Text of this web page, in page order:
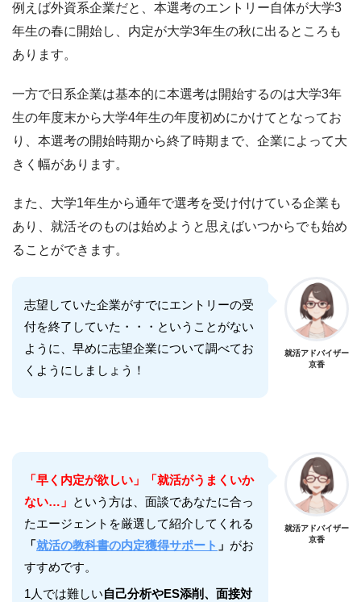
例えば外資系企業だと、本選考のエントリー自体が大学3
年生の春に開始し、内定が大学3年生の秋に出るところも
あります。
一方で日系企業は基本的に本選考は開始するのは大学3年
生の年度末から大学4年生の年度初めにかけてとなってお
り、本選考の開始時期から終了時期まで、企業によって大
きく幅があります。
また、大学1年生から通年で選考を受け付けている企業も
あり、就活そのものは始めようと思えばいつからでも始め
ることができます。
志望していた企業がすでにエントリーの受
付を終了していた・・・ということがない
ように、早めに志望企業について調べてお
くようにしましょう！
就活アドバイザー
京香
「早く内定が欲しい」「就活がうまくいか
ない…」 という方は、面談であなたに合っ
たエージェントを厳選して紹介してくれる
「就活の教科書の内定獲得サポート 」 がお
すすめです。
1人では難しい自己分析やES添削、面接対
就活アドバイザー
京香